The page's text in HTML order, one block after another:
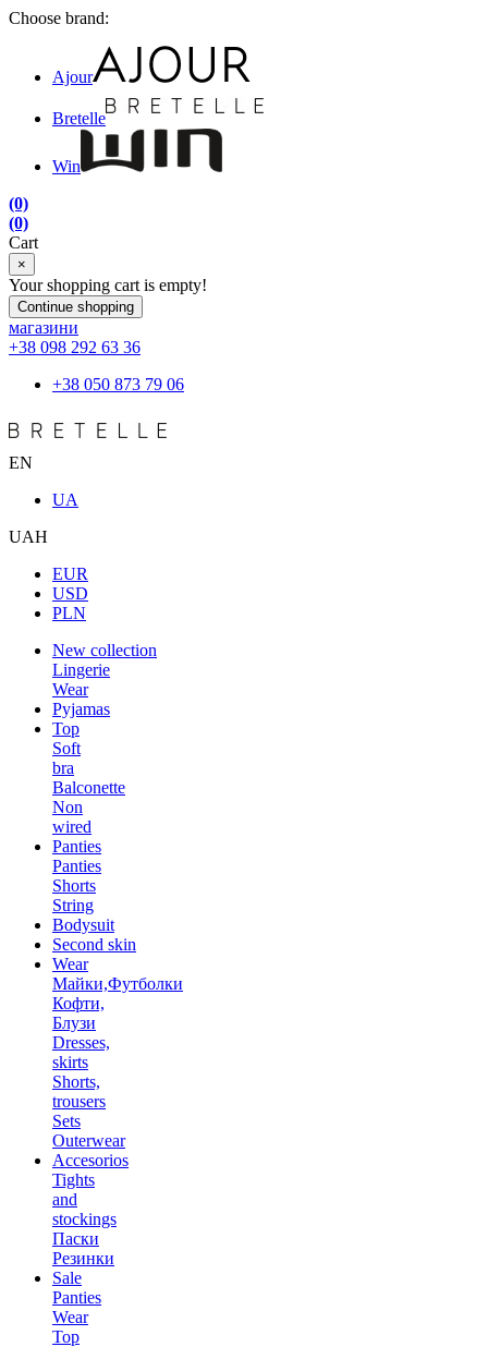
Choose brand:
Ajour
Bretelle
Win
(0)
(0)
Cart
×
Your shopping cart is empty!
Continue shopping
магазини
+38 098 292 63 36
+38 050 873 79 06
EN
UA
UAH
EUR
USD
PLN
New collection
Lingerie
Wear
Pyjamas
Top
Soft
bra
Balconette
Non
wired
Panties
Panties
Shorts
String
Bodysuit
Second skin
Wear
Майки,Футболки
Кофти,
Блузи
Dresses,
skirts
Shorts,
trousers
Sets
Outerwear
Accesorios
Tights
and
stockings
Паски
Резинки
Sale
Panties
Wear
Top